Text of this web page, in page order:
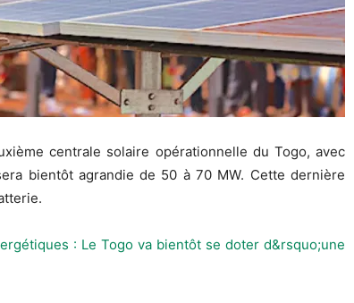
centrale solaire opérationnelle du Togo, avec
bientôt agrandie de 50 à 70 MW. Cette dernière
: Le Togo va bientôt se doter d&rsquo;une